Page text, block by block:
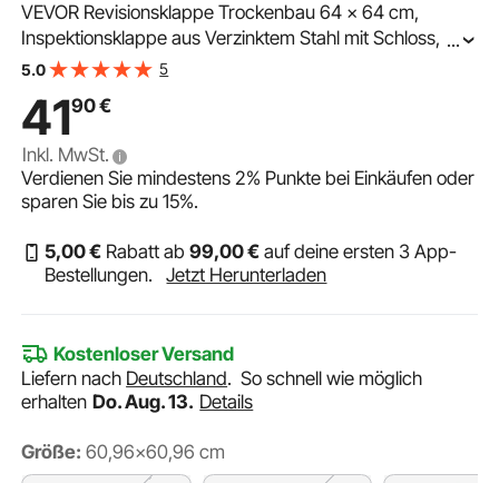
VEVOR Revisionsklappe Trockenbau 64 x 64 cm,
Inspektionsklappe aus Verzinktem Stahl mit Schloss,
Wartungsklappe für Deckenmontage (Sanitär & Elektro),
...
5.0 5
4190€
Inkl. MwSt.
Verdienen Sie mindestens2% Punkte bei Einkäufen oder
sparen Sie bis zu15%.
5,00€ Rabatt ab99,00€ auf deine ersten 3 App-
Bestellungen.
Jetzt Herunterladen
Kostenloser Versand
Liefern nach Deutschland.So schnell wie möglich
erhalten Do. Aug. 13. Details
Größe: 60,96x60,96 cm